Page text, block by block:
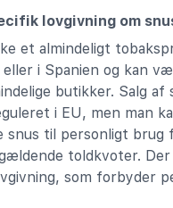
lovgivning om
et almindeligt
eller i Spanien og kan
butikker. Salg af
i EU, men man
snus til personligt brug
toldkvoter. Der
som forbyder